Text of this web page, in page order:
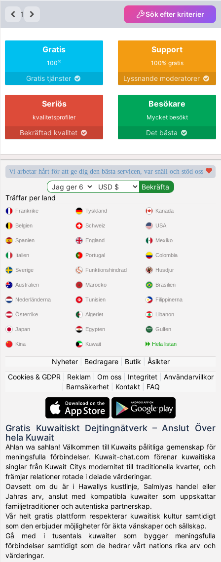
1 Sök efter kriterier
Gratis
100%
Gratis tjänster
Support
100% gratis
Lyssnande moderatorer
Seriös
kvalitetsprofiler
Bekräftad kvalitet
Besökare
Mycket besökt
Det bästa
Vi arbetar hårt för att ge dig den bästa servicen, var snäll och stöd oss
Träffar per land
Frankrike
Belgien
Spanien
Italien
Sverige
Tyskland
Schweiz
England
Portugal
Funktionshindrad
Kanada
USA
Mexiko
Colombia
Husdjur
Australien
Nederländerna
Österrike
Japan
Kina
Marocko
Tunisien
Algeriet
Egypten
Kuwait
Brasilien
Filippinerna
Libanon
Gulfen
Hela listan
Nyheter| Bedragare| Butik
Åsikter
Cookies & GDPR
Reklam Om oss| Integritet| Användarvillkor
Barnsäkerhet| Kontakt| FAQ
Gratis Kuwaitiskt Dejtingnätverk – Anslut Över
hela Kuwait
Ahlan wa sahlan! Välkommen till Kuwaits pålitliga gemenskap för
meningsfulla förbindelser. Kuwait-chat.com förenar kuwaitiska
singlar från Kuwait Citys modernitet till traditionella kvarter, och
främjar relationer rotade i delade värderingar.
Oavsett om du är i Hawallys kustlinje, Salmiyas handel eller
Jahras arv, anslut med kompatibla kuwaiter som uppskattar
familjetraditioner och autentiska partnerskap.
Vår helt gratis plattform respekterar kuwaitisk kultur samtidigt
som den erbjuder möjligheter för äkta vänskaper och sällskap.
Gå med i tusentals kuwaiter som bygger meningsfulla
förbindelser samtidigt som de hedrar vårt nations rika arv och
värderingar.